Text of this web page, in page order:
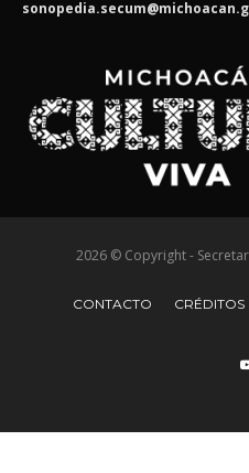
2026 © Copyright -
CONTACTO CRÉDITOS